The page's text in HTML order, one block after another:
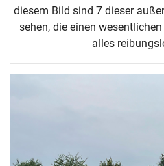
diesem Bild sind 7 dieser
sehen, die einen
alles